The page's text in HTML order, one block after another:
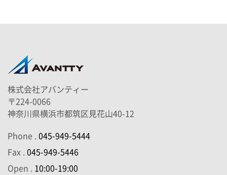
株式会社アバンティー
〒224-0066
神奈川県横浜市都筑区見花山40-12
Phone .045-949-5444
Fax .045-949-5446
Open . 10:00-19:00